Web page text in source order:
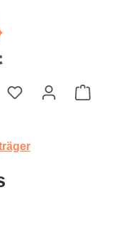
Du hast 0